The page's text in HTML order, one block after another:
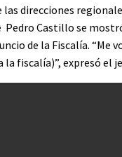
direcciones
Pedro Castillo se
de la Fiscalía. “Me
la fiscalía)”, expresó el